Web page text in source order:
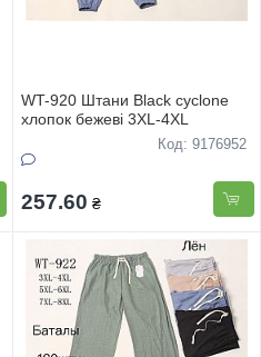
WT-920 Штани Black cyclone
хлопок бежеві 3XL-4XL
Код: 9176952
257.60 ₴